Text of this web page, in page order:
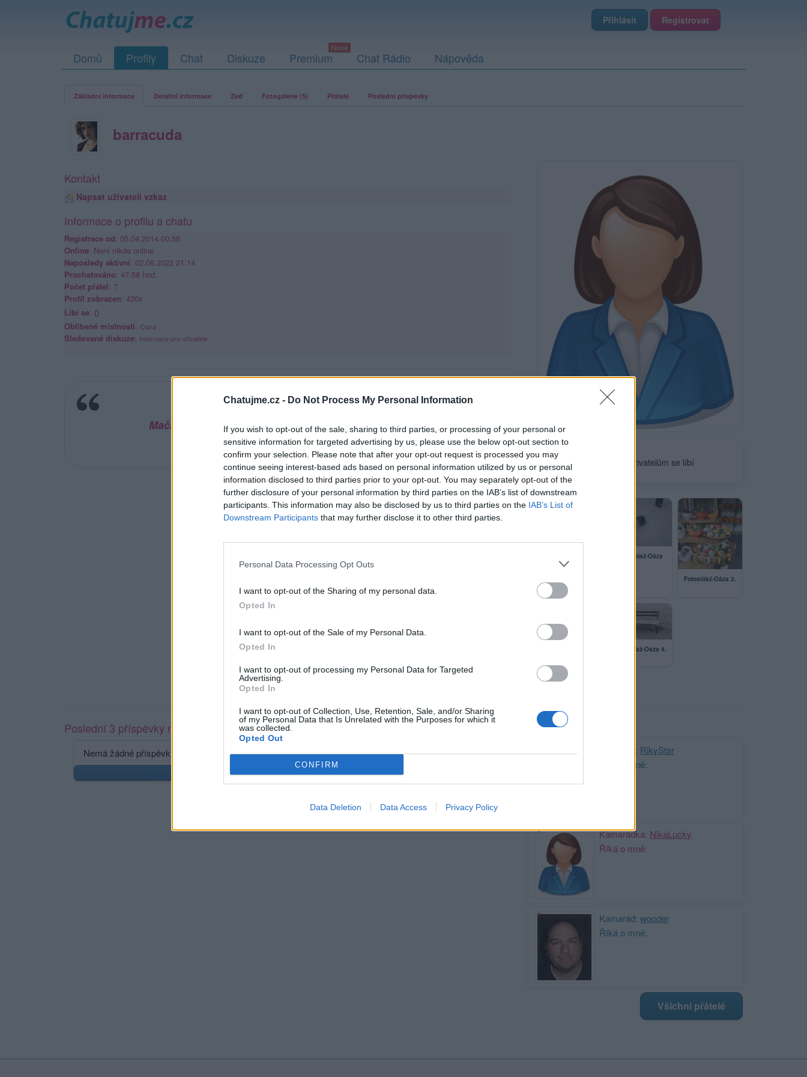
Chatujme.cz - Do Not Process My Personal Information
If you wish to opt-out of the sale, sharing to third parties, or processing of your personal or
sensitive information for targeted advertising by us, please use the below opt-out section to
confirm your selection. Please note that after your opt-out request is processed you may
continue seeing interest-based ads based on personal information utilized by us or personal
information disclosed to third parties prior to your opt-out. You may separately opt-out of the
further disclosure of your personal information by third parties on the IAB’s list of downstream
participants. This information may also be disclosed by us to third parties on the IAB’s List of
Downstream Participants that may further disclose it to other third parties.
Personal Data Processing Opt Outs
I want to opt-out of the Sharing of my personal data.
Opted In
I want to opt-out of the Sale of my Personal Data.
Opted In
I want to opt-out of processing my Personal Data for Targeted
Advertising.
Opted In
I want to opt-out of Collection, Use, Retention, Sale, and/or Sharing
of my Personal Data that Is Unrelated with the Purposes for which it
was collected.
Opted Out
CONFIRM
Data Deletion Data Access Privacy Policy
Přihlásit Registrovat
Domů Profily Chat Diskuze Premium Chat Rádio Nápověda
Základní informace Detailní informace Zeď Fotogalerie (5) Přátelé Poslední příspěvky
barracuda
uživatelům se líbí
...
Fotosúťaž-Oáza
Fotosúťaž-Oáza 2.
Fotosúťaž-Oáza 4.
Kontakt
Napsat uživateli vzkaz
Informace o profilu a chatu
Registrace od: 05.04.2014 00:56
Online: Není nikde online
Naposledy aktivní: 02.06.2022 21:14
Prochatováno: 47.58 hod.
Počet přátel: 7
Profil zobrazen: 420x
Líbí se: 0
Oblibené místnosti: Oáza
Sledované diskuze: Informace pro uživatele
Mačacie nebo vyzerá presne tak ako myšacie peklo :D
Poslední 3 příspěvky na mé zdi
Nemá žádné příspěvky
Zobrazit celou mou zeď
Moji nejnovější přátelé
Kamarád: RikyStar
Říká o mně:
Kamarádka: NikaLucky
Říká o mně:
Kamarád:wooder
Říká o mně:
Všichni přátelé